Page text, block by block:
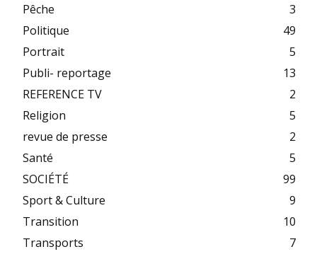
Pêche
3
Politique
49
Portrait
5
Publi- reportage
13
REFERENCE TV
2
Religion
5
revue de presse
2
Santé
5
SOCIÉTÉ
99
Sport & Culture
9
Transition
10
Transports
7